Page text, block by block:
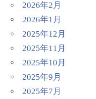
2026年2月
2026年1月
2025年12月
2025年11月
2025年10月
2025年9月
2025年7月